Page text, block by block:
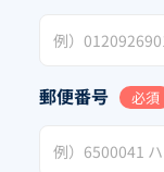
郵便番号 必須